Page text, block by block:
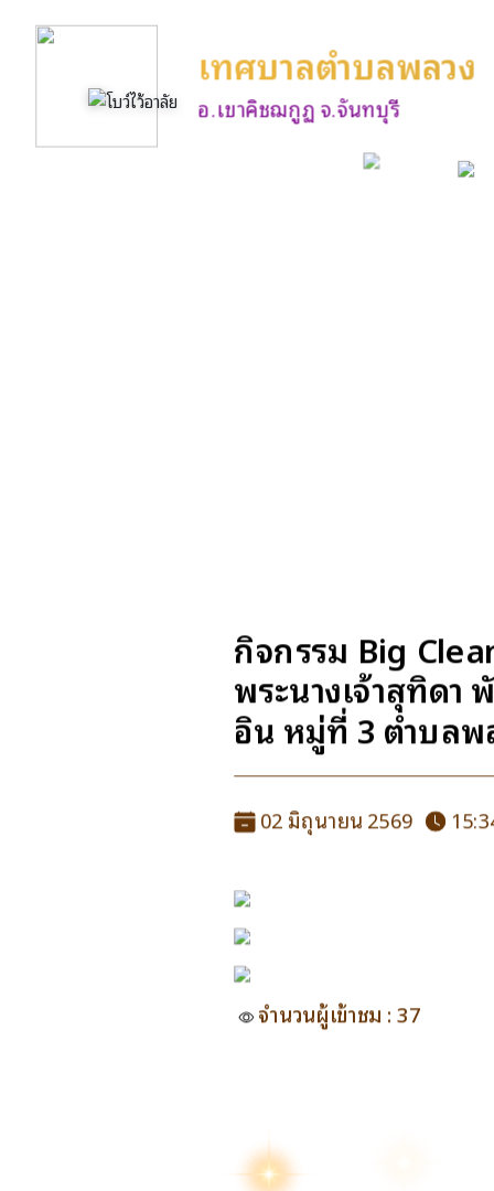
เทศบาลตำบลพลวง
อ.เขาคิชฌกูฏ จ.จันทบุรี
กิจกรรม Big
พระนางเจ้าสุทิด
อิน หมู่ที่ 3 ตำบล
02 มิถุนายน 2569
จำนวนผู้เข้าชม : 37